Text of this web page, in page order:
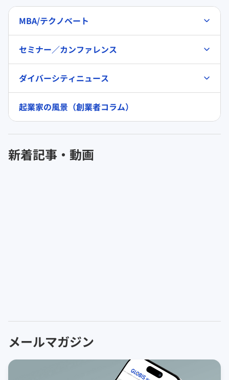
MBA/テクノベート
セミナー／カンファレンス
ダイバーシティニュース
起業家の風景（創業者コラム）
新着記事・動画
メールマガジン